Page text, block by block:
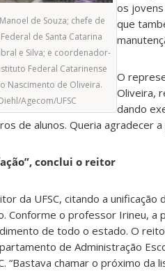
de Souza; chefe de
de Santa Catarina
e Silva; e coordenador-
Federal Catarinense
Nascimento de Oliveira.
Agecom/UFSC
os
que
O
Oliveira,
dando
de alunos. Queria agradecer a
conclui o reitor
da UFSC, citando a
Conforme o professor Irineu,
de todo o estado. O
de Administração
“Bastava chamar o próximo